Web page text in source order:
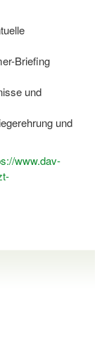
Briefing
und
und
www.dav-